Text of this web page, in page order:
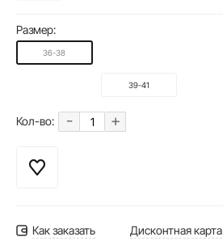
Размер:
36-38
39-41
Кол-во: - +
Как заказать Дисконтная карта